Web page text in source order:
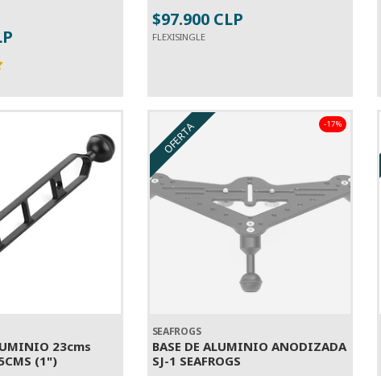
-
$97.900 CLP
FLEXISINGLE
23cms
(1")
OFERTA -17%
SEAFROGS
BASE DE ALUMINIO ANODIZADA
SJ-1 SEAFROGS